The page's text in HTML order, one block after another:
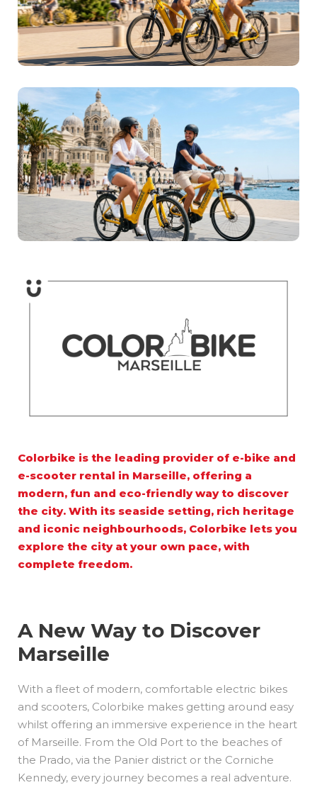
Colorbike is the leading provider of e-bike and
e-scooter rental in Marseille, offering a
modern, fun and eco-friendly way to discover
the city. With its seaside setting, rich heritage
and iconic neighbourhoods, Colorbike lets you
explore the city at your own pace, with
complete freedom.
A New Way to Discover
Marseille
With a fleet of modern, comfortable electric bikes
and scooters, Colorbike makes getting around easy
whilst offering an immersive experience in the heart
of Marseille. From the Old Port to the beaches of
the Prado, via the Panier district or the Corniche
Kennedy, every journey becomes a real adventure.